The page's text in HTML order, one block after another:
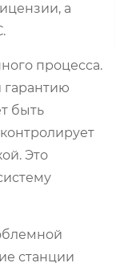
а
процесса.
гарантию
быть
контролирует
Это
станции